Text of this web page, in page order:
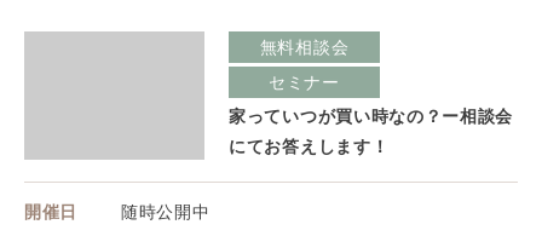
無料相談会
セミナー
家っていつが買い時なの？ー相談会
にてお答えします！
開催日
随時公開中